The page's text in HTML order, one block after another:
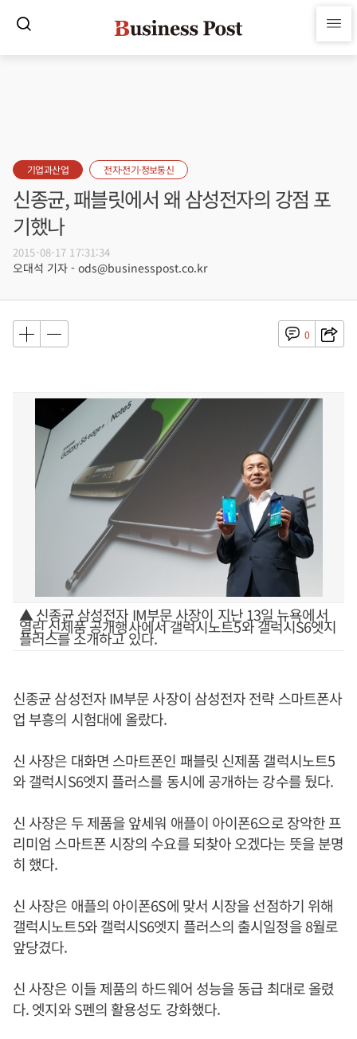
기업과산업 전자·전기·정보통신
신종균, 패블릿에서 왜 삼성전자의 강점 포
기했나
2015-08-17 17:31:34
오대석 기자 - ods@businesspost.co.kr
0
▲ 신종균 삼성전자 IM부문 사장이 지난 13일 뉴욕에서
열린 신제품 공개행사에서 갤럭시노트5와 갤럭시S6엣지
플러스를 소개하고 있다.
신종균 삼성전자 IM부문 사장이 삼성전자 전략 스마트폰사
업 부흥의 시험대에 올랐다.
신 사장은 대화면 스마트폰인 패블릿 신제품 갤럭시노트5
와 갤럭시S6엣지 플러스를 동시에 공개하는 강수를 뒀다.
신 사장은 두 제품을 앞세워 애플이 아이폰6으로 장악한 프
리미엄 스마트폰 시장의 수요를 되찾아 오겠다는 뜻을 분명
히 했다.
신 사장은 애플의 아이폰6S에 맞서 시장을 선점하기 위해
갤럭시노트5와 갤럭시S6엣지 플러스의 출시일정을 8월로
앞당겼다.
신 사장은 이들 제품의 하드웨어 성능을 동급 최대로 올렸
다. 엣지와 S펜의 활용성도 강화했다.